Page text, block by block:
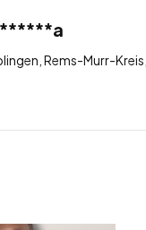
Rems-Murr-